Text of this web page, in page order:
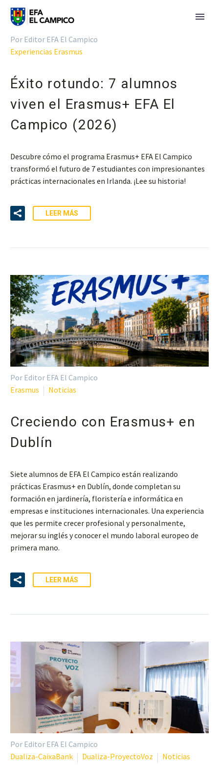
Por Editor EFA El Campico
Experiencias Erasmus
Éxito rotundo: 7 alumnos
viven el Erasmus+ EFA El
Campico (2026)
Descubre cómo el programa Erasmus+ EFA El Campico
transformó el futuro de 7 estudiantes con impresionantes
prácticas internacionales en Irlanda. ¡Lee su historia!
LEER MÁS
Por Editor EFA El Campico
Erasmus
Noticias
Creciendo con Erasmus+ en
Dublín
Siete alumnos de EFA El Campico están realizando
prácticas Erasmus+ en Dublín, donde completan su
formación en jardinería, floristería e informática en
empresas e instituciones internacionales. Una experiencia
que les permite crecer profesional y personalmente,
mejorar su inglés y conocer el mundo laboral europeo de
primera mano.
LEER MÁS
Por Editor EFA El Campico
Dualiza-CaixaBank
Dualiza-ProyectoVoz Noticias